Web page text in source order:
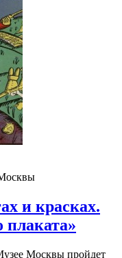
и красках.
плаката»
Москвы пройдет